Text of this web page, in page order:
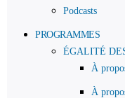
Podcasts
PROGRAMMES
ÉGALITÉ
À
À